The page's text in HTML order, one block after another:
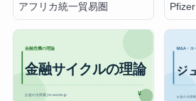
アフリカ統一貿易圏 Pfizer